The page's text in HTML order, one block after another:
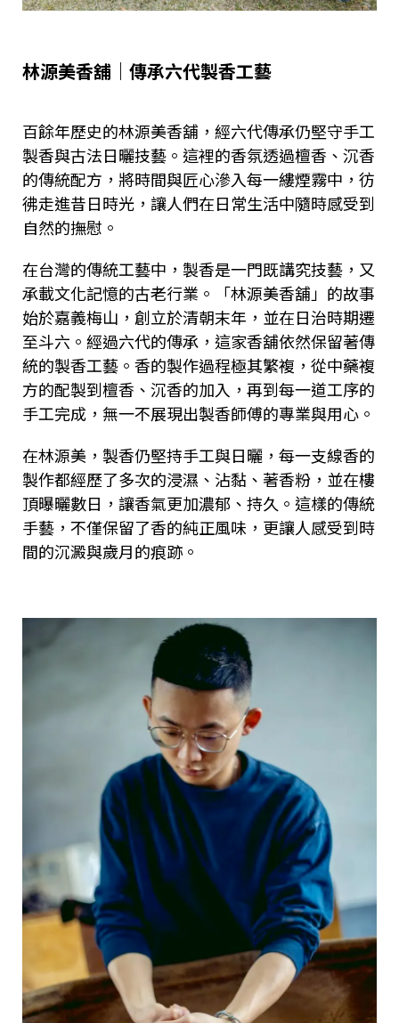
林源美香舖｜傳承六代製香工藝
百餘年歷史的林源美香舖，經六代傳承仍堅守手工
製香與古法日曬技藝。這裡的香氛透過檀香、沉香
的傳統配方，將時間與匠心滲入每一縷煙霧中，彷
彿走進昔日時光，讓人們在日常生活中隨時感受到
自然的撫慰。
在台灣的傳統工藝中，製香是一門既講究技藝，又
承載文化記憶的古老行業。「林源美香舖」的故事
始於嘉義梅山，創立於清朝末年，並在日治時期遷
至斗六。經過六代的傳承，這家香舖依然保留著傳
統的製香工藝。香的製作過程極其繁複，從中藥複
方的配製到檀香、沉香的加入，再到每一道工序的
手工完成，無一不展現出製香師傅的專業與用心。
在林源美，製香仍堅持手工與日曬，每一支線香的
製作都經歷了多次的浸濕、沾黏、著香粉，並在樓
頂曝曬數日，讓香氣更加濃郁、持久。這樣的傳統
手藝，不僅保留了香的純正風味，更讓人感受到時
間的沉澱與歲月的痕跡。